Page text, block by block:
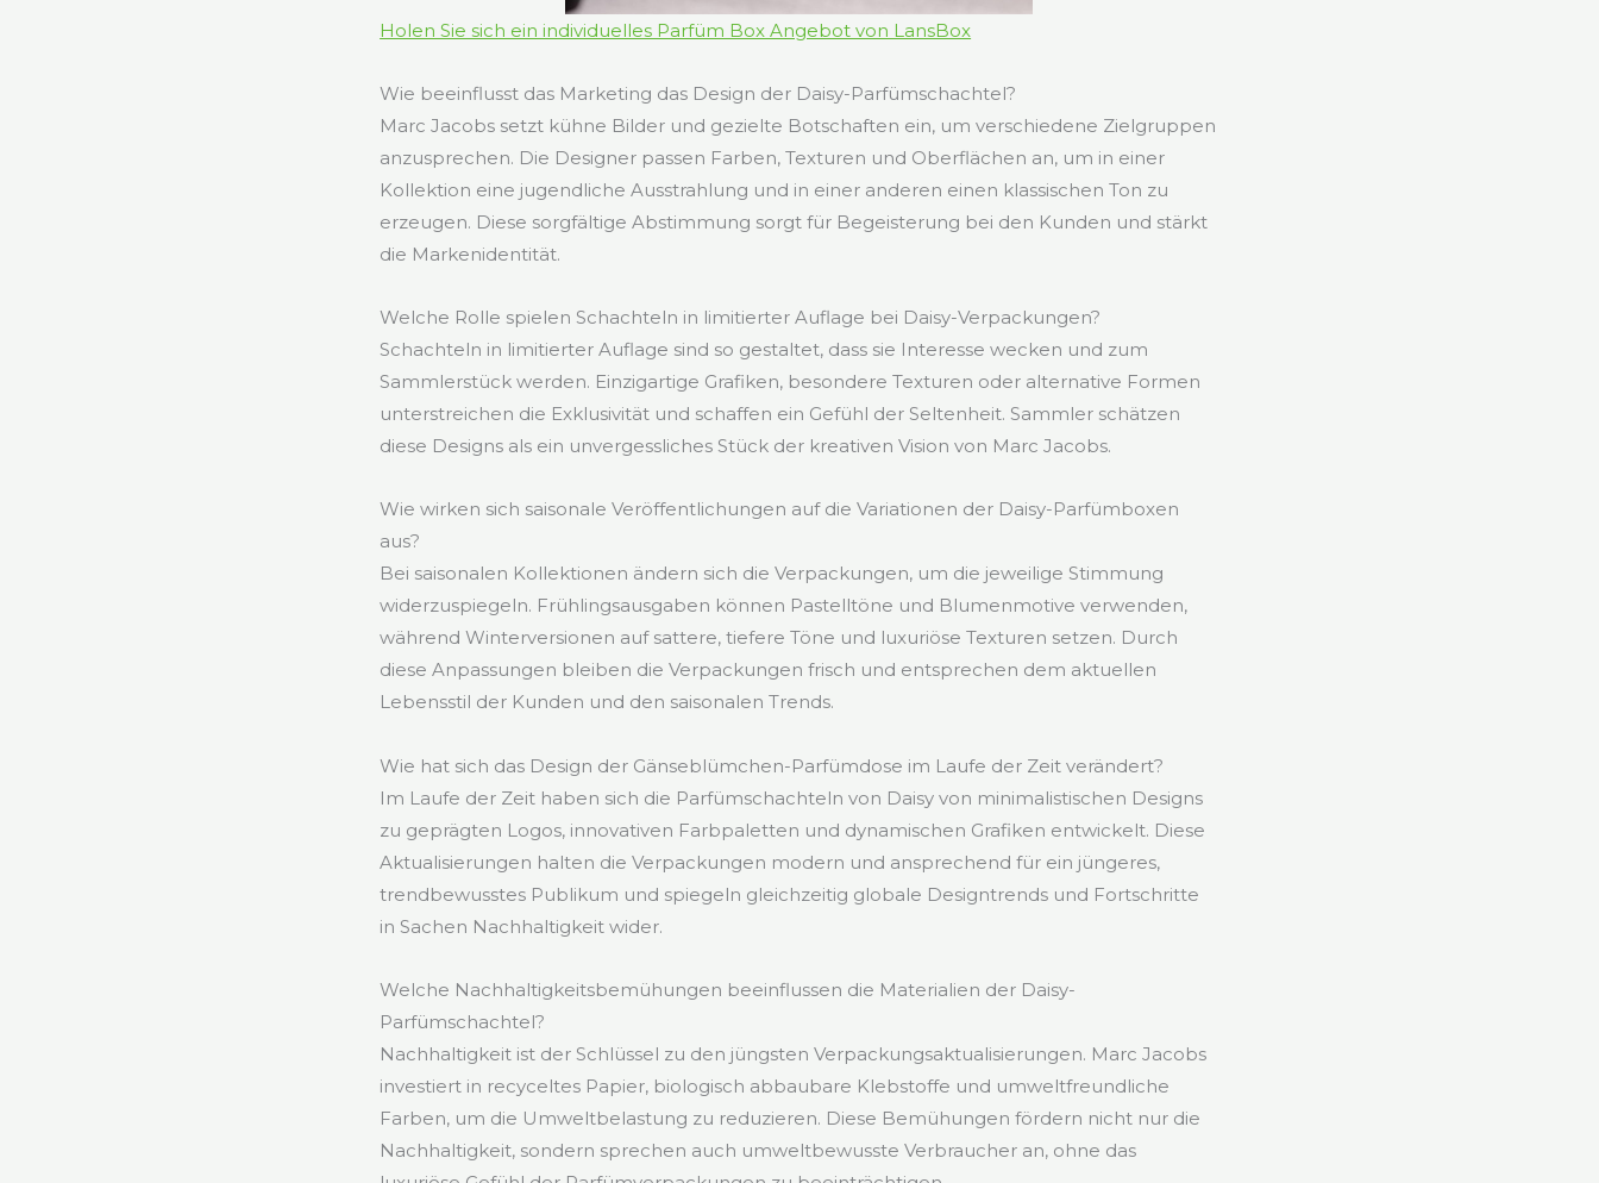
Holen Sie sich ein individuelles Parfüm Box Angebot von LansBox
Wie beeinflusst das Marketing das Design der Daisy-Parfümschachtel?
Marc Jacobs setzt kühne Bilder und gezielte Botschaften ein, um verschiedene Zielgruppen
anzusprechen. Die Designer passen Farben, Texturen und Oberflächen an, um in einer
Kollektion eine jugendliche Ausstrahlung und in einer anderen einen klassischen Ton zu
erzeugen. Diese sorgfältige Abstimmung sorgt für Begeisterung bei den Kunden und stärkt
die Markenidentität.
Welche Rolle spielen Schachteln in limitierter Auflage bei Daisy-Verpackungen?
Schachteln in limitierter Auflage sind so gestaltet, dass sie Interesse wecken und zum
Sammlerstück werden. Einzigartige Grafiken, besondere Texturen oder alternative Formen
unterstreichen die Exklusivität und schaffen ein Gefühl der Seltenheit. Sammler schätzen
diese Designs als ein unvergessliches Stück der kreativen Vision von Marc Jacobs.
Wie wirken sich saisonale Veröffentlichungen auf die Variationen der Daisy-Parfümboxen
aus?
Bei saisonalen Kollektionen ändern sich die Verpackungen, um die jeweilige Stimmung
widerzuspiegeln. Frühlingsausgaben können Pastelltöne und Blumenmotive verwenden,
während Winterversionen auf sattere, tiefere Töne und luxuriöse Texturen setzen. Durch
diese Anpassungen bleiben die Verpackungen frisch und entsprechen dem aktuellen
Lebensstil der Kunden und den saisonalen Trends.
Wie hat sich das Design der Gänseblümchen-Parfümdose im Laufe der Zeit verändert?
Im Laufe der Zeit haben sich die Parfümschachteln von Daisy von minimalistischen Designs
zu geprägten Logos, innovativen Farbpaletten und dynamischen Grafiken entwickelt. Diese
Aktualisierungen halten die Verpackungen modern und ansprechend für ein jüngeres,
trendbewusstes Publikum und spiegeln gleichzeitig globale Designtrends und Fortschritte
in Sachen Nachhaltigkeit wider.
Welche Nachhaltigkeitsbemühungen beeinflussen die Materialien der Daisy-
Parfümschachtel?
Nachhaltigkeit ist der Schlüssel zu den jüngsten Verpackungsaktualisierungen. Marc Jacobs
investiert in recyceltes Papier, biologisch abbaubare Klebstoffe und umweltfreundliche
Farben, um die Umweltbelastung zu reduzieren. Diese Bemühungen fördern nicht nur die
Nachhaltigkeit, sondern sprechen auch umweltbewusste Verbraucher an, ohne das